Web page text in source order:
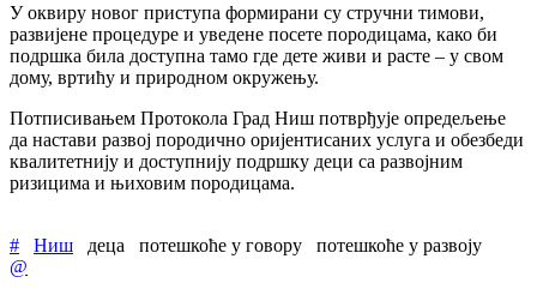
У оквиру новог приступа формирани су стручни тимови,
развијене процедуре и уведене посете породицама, како би
подршка била доступна тамо где дете живи и расте – у свом
дому, вртићу и природном окружењу.
Потписивањем Протокола Град Ниш потврђује опредељење
да настави развој породично оријентисаних услуга и обезбеди
квалитетнију и доступнију подршку деци са развојним
ризицима и њиховим породицама.
# Ниш деца потешкоће у говору
потешкоће у развоју
@